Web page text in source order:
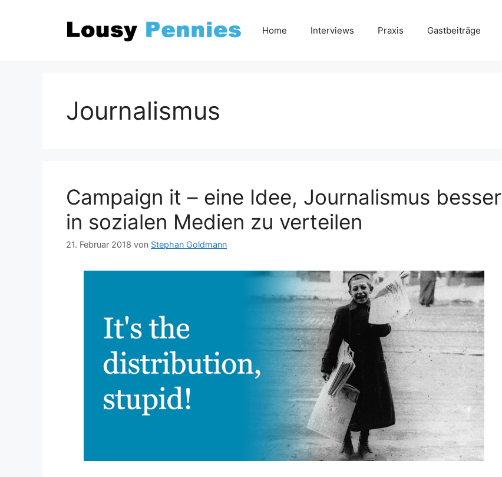
Home Interviews Praxis Gastbeiträge
Journalismus
Campaign it – eine Idee, Journalismus besser
in sozialen Medien zu verteilen
21. Februar 2018 von Stephan Goldmann